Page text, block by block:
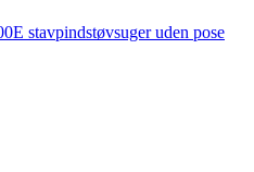
stavpindstøvsuger uden pose